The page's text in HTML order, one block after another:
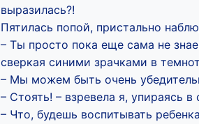
выразилась?!
Пятилась попой, пристально
– Ты просто пока еще сама не
сверкая синими зрачками в
– Мы можем быть очень
– Стоять! – взревела я, упираясь
– Что, будешь воспитывать